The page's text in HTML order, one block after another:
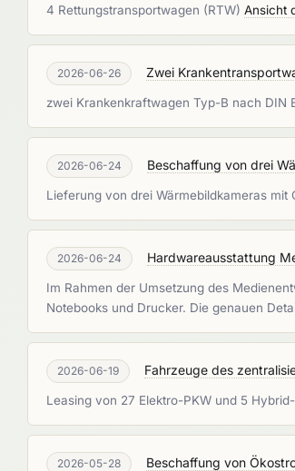
4 Rettungstransportwagen (RTW) Ansicht
2026-06-26 Zwei
zwei Krankenkraftwagen Typ-B nach DIN
2026-06-24 Beschaffung von drei
Lieferung von drei Wärmebildkameras
2026-06-24 Hardwareausstattung
Im Rahmen der Umsetzung des
Notebooks und Drucker. Die genauen
2026-06-19 Fahrzeuge des
Leasing von 27 Elektro-PKW und 5
2026-05-28 Beschaffung von